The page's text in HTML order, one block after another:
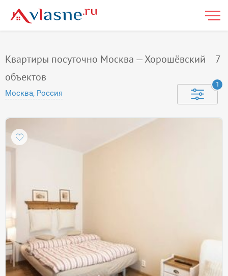
Квартиры посуточно Москва — Хорошёвский
7
объектов
Москва, Россия
1